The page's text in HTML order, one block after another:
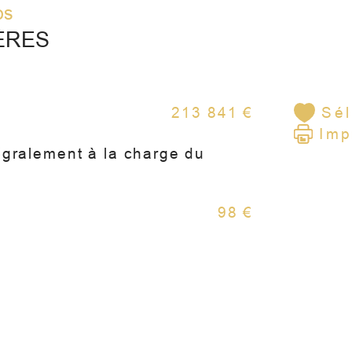
-
213 841 €
à la charge du
98 €